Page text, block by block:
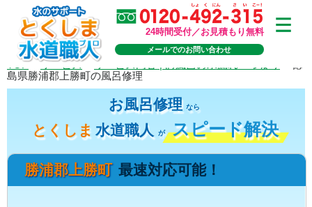
24時間受付／お見積もり無料
メールでのお問い合わせ
TOP>サービス> サービス内容 | お風呂の水漏れ・つまり
島県勝浦郡上勝町の風呂修理
お風呂修理 なら
とくしま 水道職人 が スピード解決
勝浦郡上勝町 最速対応可能！